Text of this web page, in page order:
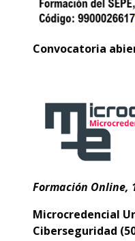
Convocatoria
Formación Online,
Microcredencial
Ciberseguridad